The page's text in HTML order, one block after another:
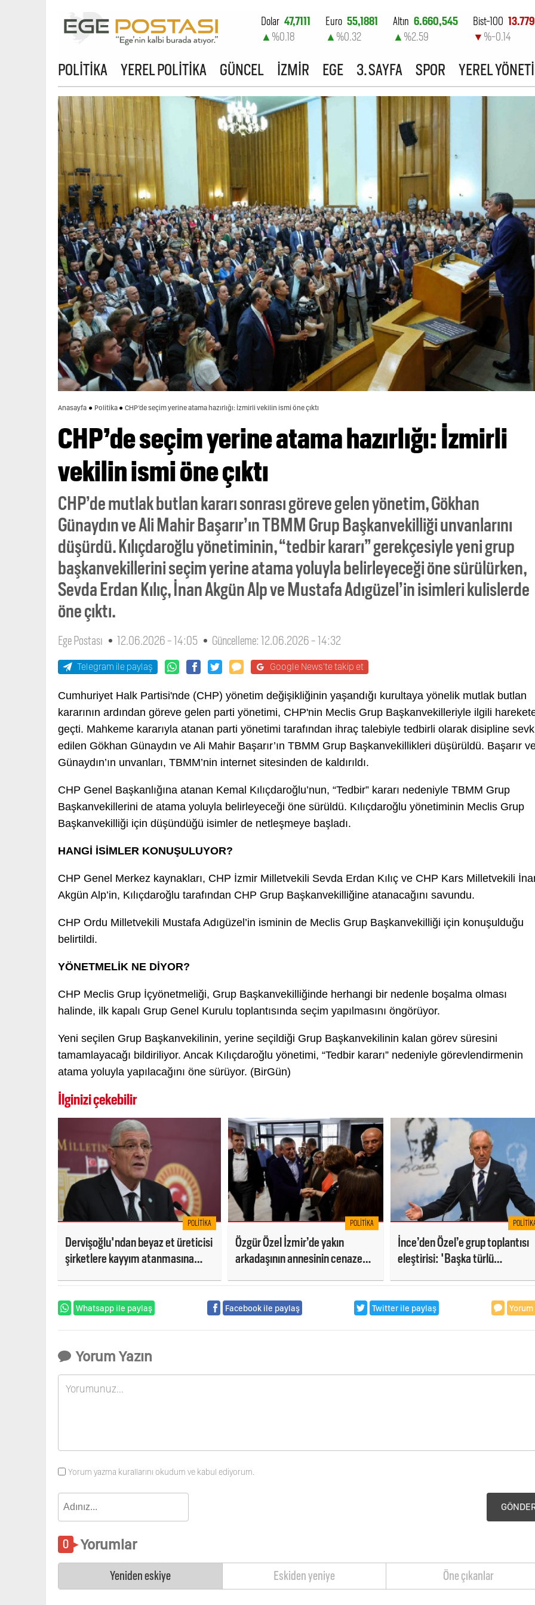
Dolar 47,7111
▲ %0.18
Euro 55,1881
▲ %0.32
Altın 6.660,545
▲ %2.59
Bist-100
▼ %-0.14
POLİTİKA YEREL POLİTİKA GÜNCEL İZMİR EGE 3. SAYFA SPOR YEREL
Anasayfa Politika CHP’de seçim yerine atama hazırlığı: İzmirli vekilin ismi öne çıktı
CHP’de seçim yerine atama hazırlığı: İzmirli
vekilin ismi öne çıktı
CHP’de mutlak butlan kararı sonrası göreve gelen yönetim, Gökhan
Günaydın ve Ali Mahir Başarır’ın TBMM Grup Başkanvekilliği unvanlarını
düşürdü. Kılıçdaroğlu yönetiminin, “tedbir kararı” gerekçesiyle yeni grup
başkanvekillerini seçim yerine atama yoluyla belirleyeceği öne sürülürken,
Sevda Erdan Kılıç, İnan Akgün Alp ve Mustafa Adıgüzel’in isimleri kulislerde
öne çıktı.
Ege Postası 12.06.2026 - 14:05 Güncelleme: 12.06.2026 - 14:32
Telegram ile paylaş Google News'te takip et
Cumhuriyet Halk Partisi'nde (CHP) yönetim değişikliğinin yaşandığı kurultaya yönelik mutlak butlan
kararının ardından göreve gelen parti yönetimi, CHP'nin Meclis Grup Başkanvekilleriyle ilgili
geçti. Mahkeme kararıyla atanan parti yönetimi tarafından ihraç talebiyle tedbirli olarak disipline sevk
edilen Gökhan Günaydın ve Ali Mahir Başarır’ın TBMM Grup Başkanvekillikleri düşürüldü. Başarır
Günaydın’ın unvanları, TBMM’nin internet sitesinden de kaldırıldı.
CHP Genel Başkanlığına atanan Kemal Kılıçdaroğlu’nun, “Tedbir” kararı nedeniyle TBMM Grup
Başkanvekillerini de atama yoluyla belirleyeceği öne sürüldü. Kılıçdaroğlu yönetiminin Meclis Grup
Başkanvekilliği için düşündüğü isimler de netleşmeye başladı.
HANGİ İSİMLER KONUŞULUYOR?
CHP Genel Merkez kaynakları, CHP İzmir Milletvekili Sevda Erdan Kılıç ve CHP Kars Milletvekili
Akgün Alp’in, Kılıçdaroğlu tarafından CHP Grup Başkanvekilliğine atanacağını savundu.
CHP Ordu Milletvekili Mustafa Adıgüzel’in isminin de Meclis Grup Başkanvekilliği için konuşulduğu
belirtildi.
YÖNETMELİK NE DİYOR?
CHP Meclis Grup İçyönetmeliği, Grup Başkanvekilliğinde herhangi bir nedenle boşalma olması
halinde, ilk kapalı Grup Genel Kurulu toplantısında seçim yapılmasını öngörüyor.
Yeni seçilen Grup Başkanvekilinin, yerine seçildiği Grup Başkanvekilinin kalan görev süresini
tamamlayacağı bildiriliyor. Ancak Kılıçdaroğlu yönetimi, “Tedbir kararı” nedeniyle görevlendirmenin
atama yoluyla yapılacağını öne sürüyor. (BirGün)
İlginizi çekebilir
POLITIKA
Dervişoğlu'ndan beyaz et üreticisi
şirketlere kayyım atanmasına
POLITIKA
Özgür Özel İzmir’de yakın
arkadaşının annesinin cenaze
İnce’den Özel’e grup toplantısı
eleştirisi: 'Başka türlü
Whatsapp ile paylaş Facebook ile paylaş Twitter ile paylaş Yorum
Yorum Yazın
Yorum yazma kurallarını okudum ve kabul ediyorum.
Yorumlar
Yeniden eskiye Eskiden yeniye Öne çıkanlar